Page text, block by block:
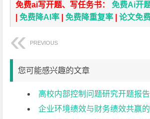
免费ai写开题、写任务书：免费Ai开
|免费降AI率 |免费降重复率 |论文免
PREVIOUS
您可能感兴趣的文章
高校内部控制问题研究开题报告
企业环境绩效与财务绩效共赢的理论边